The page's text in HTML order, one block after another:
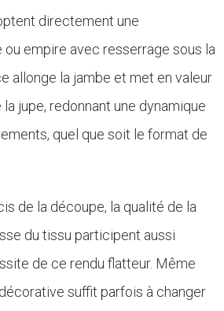
directement une
empire avec resserrage sous la
allonge la jambe et met en valeur
jupe, redonnant une dynamique
quel que soit le format de
de la découpe, la qualité de la
du tissu participent aussi
de ce rendu flatteur. Même
suffit parfois à changer